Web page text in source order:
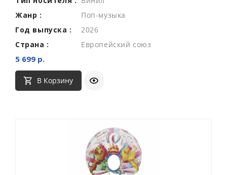
Жанр :
Поп-музыка
Год выпуска :
2026
Страна :
Европейский союз
5 699 р.
В Корзину